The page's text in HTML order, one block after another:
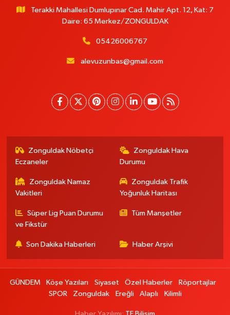
Terakki Mahallesi Dumlupınar Cad. Mahir Apt. 12, Kat: 7
Daire: 65 Merkez/ZONGULDAK
05426006767
alevuzunbas@gmail.com
Zonguldak Nöbetçi
Eczaneler
Zonguldak Hava
Durumu
Zonguldak Namaz
Vakitleri
Zonguldak Trafik
Yoğunluk Haritası
Süper Lig Puan Durumu
ve Fikstür
Tüm Manşetler
Son Dakika Haberleri Haber Arşivi
GÜNDEM Köşe Yazıları Siyaset Özel Haberler
Röportajlar
SPOR
Zonguldak Ereğli Alaplı Kilimli